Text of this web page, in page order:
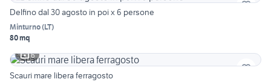
Delfino dal 30 agosto in poi x 6 persone
Minturno(LT)
80 mq
6
Scauri mare libera ferragosto